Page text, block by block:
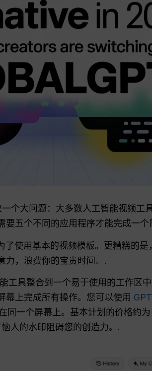
个大问题：大多数人工智能视频工
五个不同的应用程序才能完成一个
了使用基本的视频模板。更糟糕的
力，浪费你的宝贵时间。.
工具整合到一个易于使用的工作区
幕上完成所有操作。您可以使用
同一个屏幕上。基本计划的价格约
人的水印阻碍您的创造力。.